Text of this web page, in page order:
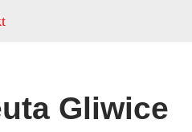
Gliwice